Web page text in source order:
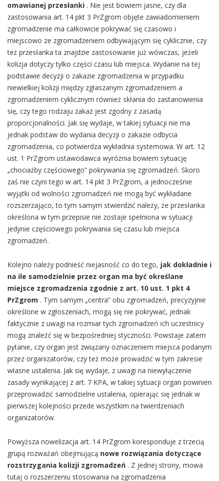
omawianej przesłanki . Nie jest bowiem jasne, czy dla
zastosowania art. 14 pkt 3 PrZgrom objęte zawiadomieniem
zgromadzenie ma całkowicie pokrywać się czasowo i
miejscowo ze zgromadzeniem odbywającym się cyklicznie, czy
też przesłanka ta znajdzie zastosowanie już wówczas, jeżeli
kolizja dotyczy tylko części czasu lub miejsca. Wydanie na tej
podstawie decyzji o zakazie zgromadzenia w przypadku
niewielkiej kolizji między zgłaszanym zgromadzeniem a
zgromadzeniem cyklicznym również skłania do zastanowienia
się, czy tego rodzaju zakaz jest zgodny z zasadą
proporcjonalności. Jak się wydaje, w takiej sytuacji nie ma
jednak podstaw do wydania decyzji o zakazie odbycia
zgromadzenia, co potwierdza wykładnia systemowa. W art. 12
ust. 1 PrZgrom ustawodawca wyróżnia bowiem sytuację
„chociażby częściowego” pokrywania się zgromadzeń. Skoro
zaś nie czyni tego w art. 14 pkt 3 PrZgrom, a jednocześnie
wyjątki od wolności zgromadzeń nie mogą być wykładane
rozszerzająco, to tym samym stwierdzić należy, że przesłanka
określona w tym przepisie nie zostaje spełniona w sytuacji
jedynie częściowego pokrywania się czasu lub miejsca
zgromadzeń.
Kolejno należy podnieść niejasność co do tego, jak dokładnie i
na ile samodzielnie przez organ ma być określane
miejsce zgromadzenia zgodnie z art. 10 ust. 1 pkt 4
PrZgrom . Tym samym „centra” obu zgromadzeń, precyzyjnie
określone w zgłoszeniach, mogą się nie pokrywać, jednak
faktycznie z uwagi na rozmiar tych zgromadzeń ich uczestnicy
mogą znaleźć się w bezpośredniej styczności. Powstaje zatem
pytanie, czy organ jest związany oznaczeniem miejsca podanym
przez organizatorów, czy też może prowadzić w tym zakresie
własne ustalenia. Jak się wydaje, z uwagi na niewyłączenie
zasady wynikającej z art. 7 KPA, w takiej sytuacji organ powinien
przeprowadzić samodzielne ustalenia, opierając się jednak w
pierwszej kolejności przede wszystkim na twierdzeniach
organizatorów.
Powyższa nowelizacja art. 14 PrZgrom koresponduje z trzecią
grupą rozważań obejmującą nowe rozwiązania dotyczące
rozstrzygania kolizji zgromadzeń . Z jednej strony, mowa
tutaj o rozszerzeniu stosowania na zgromadzenia